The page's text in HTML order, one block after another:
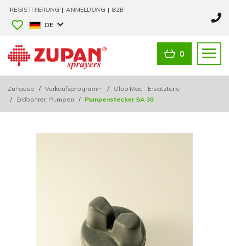
REGISTRIERUNG | ANMELDUNG | B2B
DE
0
Zuhause / Verkaufsprogramm / Oleo Mac - Ersatzteile
/ Erdbohrer, Pumpen / Pumpenstecker SA 30